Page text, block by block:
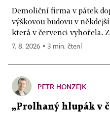
Demoliční firma v pátek
výškovou budovu v
která v červenci vyhořela.
7. 8. 2026 ▪ 3 min. čtení
PETR HONZEJK
„Prolhaný hlupák v